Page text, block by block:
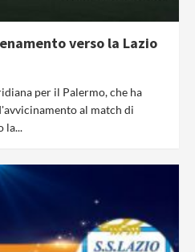
verso la Lazio
per il Palermo, che ha
al match di
la...